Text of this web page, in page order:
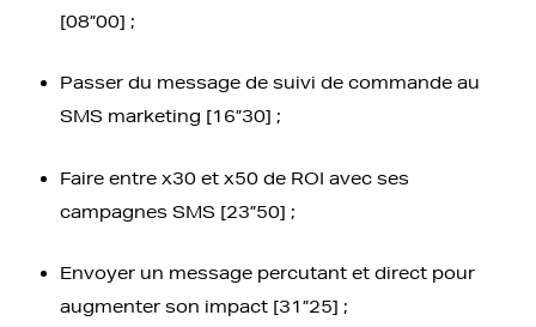
[08”00] ;
Passer du message de suivi de commande au
SMS marketing [16”30] ;
Faire entre x30 et x50 de ROI avec ses
campagnes SMS [23”50] ;
Envoyer un message percutant et direct pour
augmenter son impact [31”25] ;